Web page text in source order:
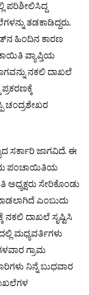
ಪರಿಶೀಲಿಸಿದ್ದ
ತಡಕಾಡಿದ್ದರು.
ಹಿಂದಿನ ಕಾರಣ
ವ್ಯಾಪ್ತಿಯ
ನಕಲಿ ದಾಖಲೆ
ಚಂದ್ರಶೇಖರ
ಸರ್ಕಾರಿ ಜಾಗವಿದೆ. ಈ
ಪಂಚಾಯಿತಿಯ
ಸೇರಿಕೊಂಡು
ಎಂಬುದು
ನಕಲಿ ದಾಖಲೆ ಸೃಷ್ಟಿಸಿ
ಮಧ್ಯವರ್ತಿಗಳು
ಗ್ರಾಮ
ನಿನ್ನೆ ಬುಧವಾರ